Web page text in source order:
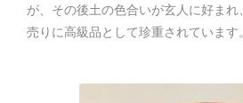
が、その後土の色合いが玄人に好ま
売りに高級品として珍重されています。